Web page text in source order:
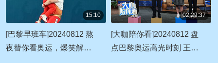
15:10
[巴黎早班车]20240812 熬
夜替你看奥运，爆笑解说
02:29:37
[大咖陪你看]20240812 盘
点巴黎奥运高光时刻 王禹